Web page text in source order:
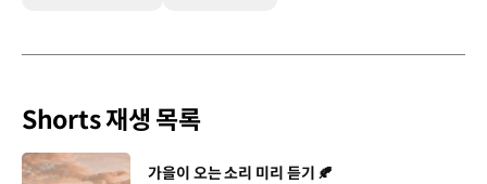
Shorts 재생 목록
[동영상]
가을이 오는 소리 미리 듣기 🍂